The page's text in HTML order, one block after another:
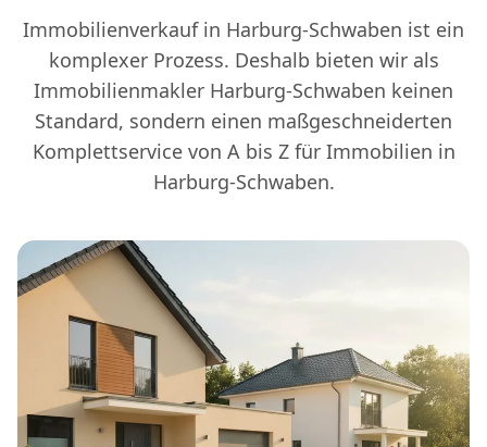
Immobilienverkauf in Harburg-Schwaben ist ein
komplexer Prozess. Deshalb bieten wir als
Immobilienmakler Harburg-Schwaben keinen
Standard, sondern einen maßgeschneiderten
Komplettservice von A bis Z für Immobilien in
Harburg-Schwaben.